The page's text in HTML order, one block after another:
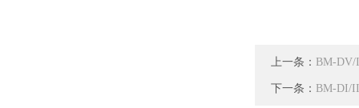
上一条： BM-DV/
下一条： BM-DI/